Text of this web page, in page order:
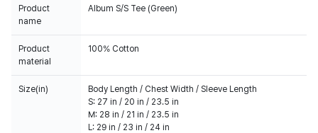
Product
name
Album S/S Tee (Green)
Product
material
100% Cotton
Size(in)
Body Length / Chest Width / Sleeve Length
S: 27 in / 20 in / 23.5 in
M: 28 in / 21 in / 23.5 in
L: 29 in / 23 in / 24 in